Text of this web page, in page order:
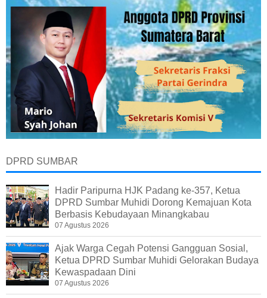
DPRD SUMBAR
Hadir Paripurna HJK Padang ke-357, Ketua
DPRD Sumbar Muhidi Dorong Kemajuan Kota
Berbasis Kebudayaan Minangkabau
07 Agustus 2026
Ajak Warga Cegah Potensi Gangguan Sosial,
Ketua DPRD Sumbar Muhidi Gelorakan Budaya
Kewaspadaan Dini
07 Agustus 2026